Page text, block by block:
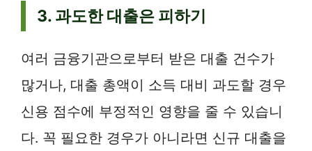
3. 과도한 대출은 피하기
여러 금융기관으로부터 받은 대출 건수가
많거나, 대출 총액이 소득 대비 과도할 경우
신용 점수에 부정적인 영향을 줄 수 있습니
다. 꼭 필요한 경우가 아니라면 신규 대출을